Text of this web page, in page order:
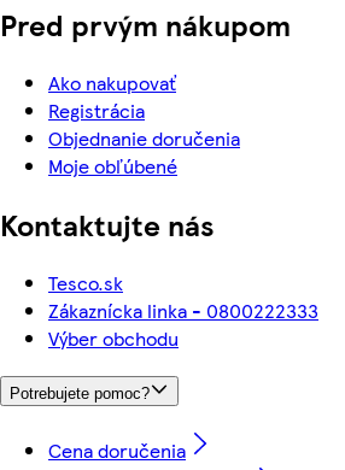
Pred prvým nákupom
Ako nakupovať
Registrácia
Objednanie doručenia
Moje obľúbené
Kontaktujte nás
Tesco.sk
Zákaznícka linka - 0800222333
Výber obchodu
Potrebujete pomoc?
Cena doručenia